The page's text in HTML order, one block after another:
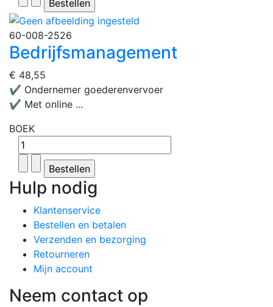
60-008-2526
Bedrijfsmanagement
€ 48,55
✔ Ondernemer goederenvervoer
✔ Met online ...
BOEK
Hulp nodig
Klantenservice
Bestellen en betalen
Verzenden en bezorging
Retourneren
Mijn account
Neem contact op